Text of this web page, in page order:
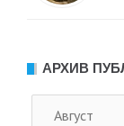
АРХИВ